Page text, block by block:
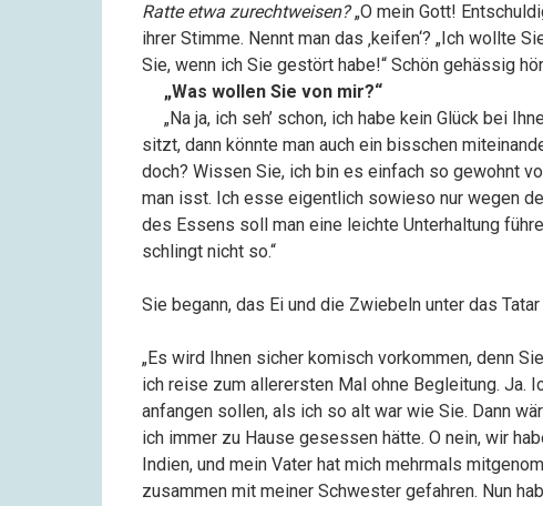
Ratte etwa zurechtweisen?„O mein Gott!
ihrer Stimme. Nennt man das ‚keifen‘? „Ich wollte
Sie, wenn ich Sie gestört habe!“ Schön gehässig
„Was wollen Sie von mir?“
„Na ja, ich seh’ schon, ich habe kein Glück bei
sitzt, dann könnte man auch ein bisschen
doch? Wissen Sie, ich bin es einfach so gewohnt
man isst. Ich esse eigentlich sowieso nur wegen
des Essens soll man eine leichte Unterhaltung
schlingt nicht so.“
Sie begann, das Ei und die Zwiebeln unter das
„Es wird Ihnen sicher komisch vorkommen, denn
ich reise zum allerersten Mal ohne Begleitung. Ja.
anfangen sollen, als ich so alt war wie Sie. Dann
ich immer zu Hause gesessen hätte. O nein, wir
Indien, und mein Vater hat mich mehrmals
zusammen mit meiner Schwester gefahren. Nun